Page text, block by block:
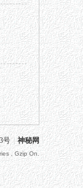
号 神秘网
, Gzip On.